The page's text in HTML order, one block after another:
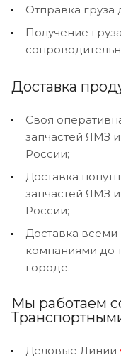
Отправка груза
Получение
Доставка
Своя
запчастей ЯМЗ
России;
Доставка
запчастей ЯМЗ
России;
Доставка
компаниями до
городе.
Мы работаем
Деловые Линии